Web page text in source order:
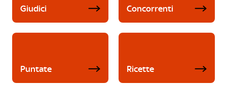
Giudici Concorrenti
Puntate Ricette